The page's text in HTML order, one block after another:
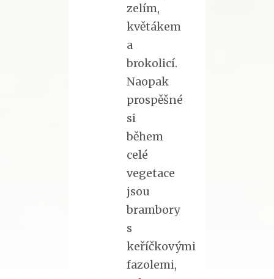
zelím,
květákem
a
brokolicí.
Naopak
prospěšné
si
během
celé
vegetace
jsou
brambory
s
keříčkovými
fazolemi,